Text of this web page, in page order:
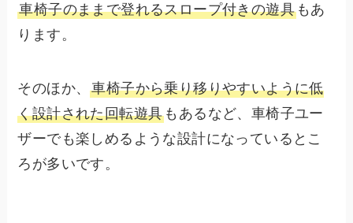
車椅子のままで登れるスロープ付きの遊具 もあ
ります。
そのほか、車椅子から乗り移りやすいように低
く設計された回転遊具 もあるなど、車椅子ユー
ザーでも楽しめるような設計になっているとこ
ろが多いです。